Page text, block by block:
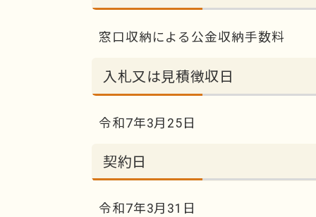
窓口収納による公金収納手数料
入札又は見積徴収日
令和7年3月25日
契約日
令和7年3月31日